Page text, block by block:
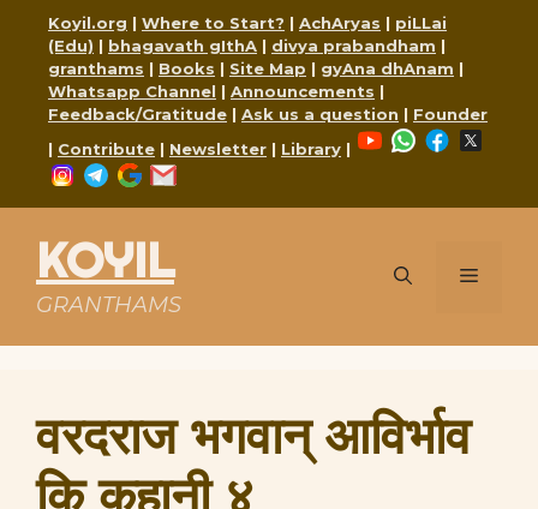
content
Koyil.org | Where to Start? | AchAryas | piLLai
(Edu) | bhagavath gIthA | divya prabandham |
granthams | Books | Site Map | gyAna dhAnam |
Whatsapp Channel | Announcements |
Feedback/Gratitude | Ask us a question | Founder
| Contribute | Newsletter | Library |
YouTubeWhatsApp
Facebook
Instagram
Telegram
Google
KOYIL
GRANTHAMS
Menu
वरदराज भगवान् आविर्भाव
कि कहानी ४